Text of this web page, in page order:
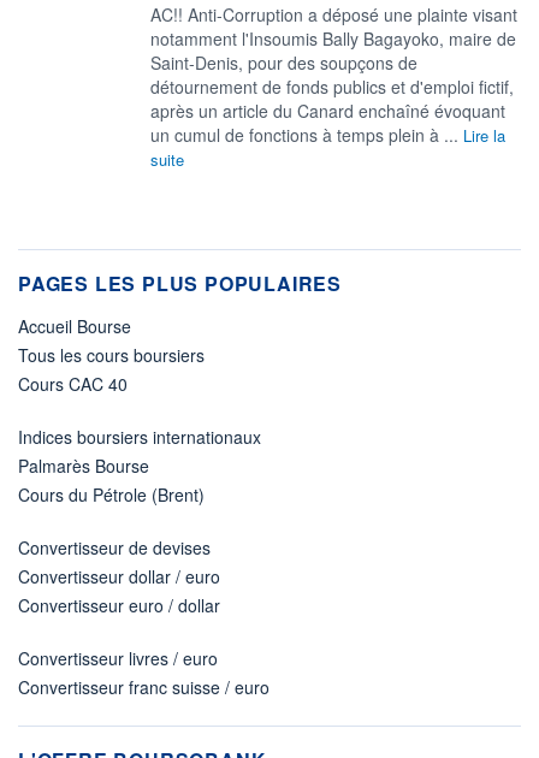
AC!! Anti-Corruption a déposé une plainte visant
notamment l'Insoumis Bally Bagayoko, maire de
Saint-Denis, pour des soupçons de
détournement de fonds publics et d'emploi fictif,
après un article du Canard enchaîné évoquant
un cumul de fonctions à temps plein à ... Lire la
suite
PAGES LES PLUS POPULAIRES
Accueil Bourse
Tous les cours boursiers
Cours CAC 40
Indices boursiers internationaux
Palmarès Bourse
Cours du Pétrole (Brent)
Convertisseur de devises
Convertisseur dollar / euro
Convertisseur euro / dollar
Convertisseur livres / euro
Convertisseur franc suisse / euro